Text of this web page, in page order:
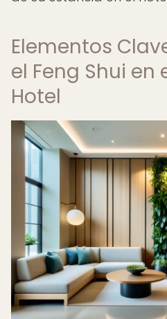
Elementos
el Feng Shui en
Hotel